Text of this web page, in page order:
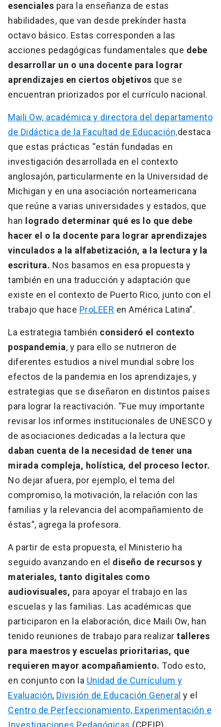
esenciales para la enseñanza de estas
habilidades, que van desde prekínder hasta
octavo básico. Estas corresponden a las
acciones pedagógicas fundamentales que debe
desarrollar un o una docente para lograr
aprendizajes en ciertos objetivos que se
encuentran priorizados por el currículo nacional.
Maili Ow, académica y directora del departamento
de Didáctica de la Facultad de Educación,destaca
que estas prácticas “están fundadas en
investigación desarrollada en el contexto
anglosajón, particularmente en la Universidad de
Michigan y en una asociación norteamericana
que reúne a varias universidades y estados, que
han
logrado determinar qué es lo que debe
hacer el o la docente para lograr aprendizajes
vinculados a la alfabetización, a la lectura y la
escritura. Nos basamos en esa propuesta y
también en una traducción y adaptación que
existe en el contexto de Puerto Rico, junto con el
trabajo que hace ProLEER en América Latina”.
La estrategia también consideró el contexto
pospandemia, y para ello se nutrieron de
diferentes estudios a nivel mundial sobre los
efectos de la pandemia en los aprendizajes, y
estrategias que se diseñaron en distintos países
para lograr la reactivación. “Fue muy importante
revisar los informes institucionales de UNESCO y
de asociaciones dedicadas a la lectura que
daban cuenta de la necesidad de tener una
mirada compleja, holística, del proceso lector.
No dejar afuera, por ejemplo, el tema del
compromiso, la motivación, la relación con las
familias y la relevancia del acompañamiento de
éstas”, agrega la profesora.
A partir de esta propuesta, el Ministerio ha
seguido avanzando en el diseño de recursos y
materiales, tanto digitales como
audiovisuales, para apoyar el trabajo en las
escuelas y las familias. Las académicas que
participaron en la elaboración, dice Maili Ow, han
tenido reuniones de trabajo para realizar talleres
para maestros y escuelas prioritarias, que
requieren mayor acompañamiento. Todo esto,
en conjunto con la Unidad de Currículum y
Evaluación, División de Educación General y el
Centro de Perfeccionamiento, Experimentación e